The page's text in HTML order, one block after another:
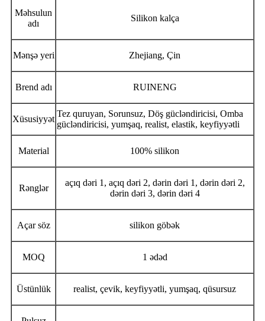
Məhsulun
adı
Silikon kalça
Mənşə yeri Zhejiang, Çin
Brend adı RUINENG
Xüsusiyyət
Tez quruyan, Sorunsuz, Döş gücləndiricisi, Omba
gücləndiricisi, yumşaq, realist, elastik, keyfiyyətli
Material 100% silikon
Rənglər
açıq dəri 1, açıq dəri 2, dərin dəri 1, dərin dəri 2,
dərin dəri 3, dərin dəri 4
Açar söz silikon göbək
MOQ 1 ədəd
Üstünlük realist, çevik, keyfiyyətli, yumşaq, qüsursuz